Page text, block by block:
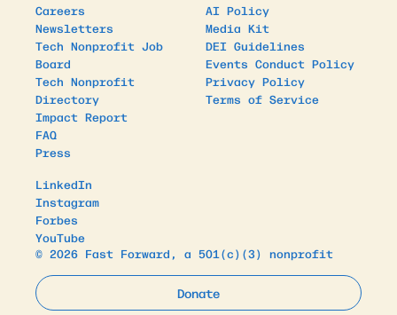
Careers
Newsletters
Tech Nonprofit Job
Board
Tech Nonprofit
Directory
Impact Report
FAQ
Press
AI Policy
Media Kit
DEI Guidelines
Events Conduct Policy
Privacy Policy
Terms of Service
LinkedIn
Instagram
Forbes
YouTube
© 2026 Fast Forward, a 501(c)(3) nonprofit
Donate